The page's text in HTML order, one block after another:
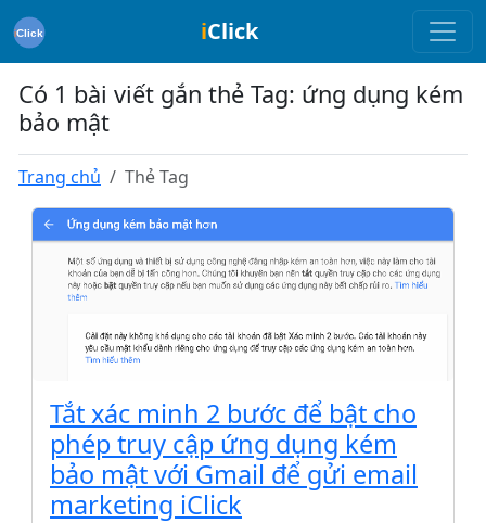
iClick
Có 1 bài viết gắn thẻ Tag: ứng dụng kém
bảo mật
Trang chủ Thẻ Tag
Tắt xác minh 2 bước để bật cho
phép truy cập ứng dụng kém
bảo mật với Gmail để gửi email
marketing iClick